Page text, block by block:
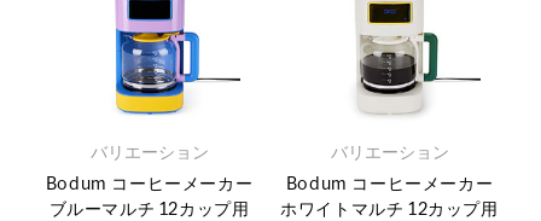
バリエーション
Bodum コーヒーメーカー
ブルーマルチ 12カップ用
バリエーション
Bodum コーヒーメーカー
ホワイトマルチ 12カップ用